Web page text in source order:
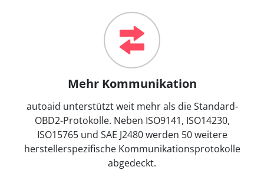
Mehr Kommunikation
autoaid unterstützt weit mehr als die Standard-
OBD2-Protokolle. Neben ISO9141, ISO14230,
ISO15765 und SAE J2480 werden 50 weitere
herstellerspezifische Kommunikationsprotokolle
abgedeckt.